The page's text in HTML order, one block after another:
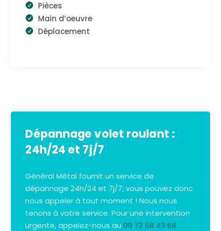
Pièces
Main d’oeuvre
Déplacement
Dépannage volet roulant :
24h/24 et 7j/7
Général Métal fournit un service de
dépannage 24h/24 et 7j/7; vous pouvez donc
nous appeler à tout moment ! Nous nous
tenons à votre service. Pour une intervention
urgente, appelez-nous au09 72 58 43 68